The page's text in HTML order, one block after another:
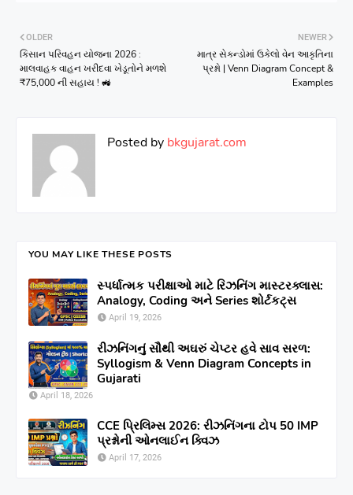
NEWER
માત્ર સેકન્ડોમાં ઉકેલો વેન આકૃતિના
પ્રશ્નો | Venn Diagram Concept &
Examples
OLDER
કિસાન પરિવહન યોજના 2026 :
માલવાહક વાહન ખરીદવા ખેડૂતોને મળશે
₹75,000 ની સહાય ! 🚜
Posted by bkgujarat.com
YOU MAY LIKE THESE POSTS
સ્પર્ધાત્મક પરીક્ષાઓ માટે રિઝનિંગ માસ્ટરક્લાસ:
Analogy, Coding અને Series શોર્ટકટ્સ
April 19, 2026
રીઝનિંગનું સૌથી અઘરું ચેપ્ટર હવે સાવ સરળ:
Syllogism & Venn Diagram Concepts in
Gujarati
April 18, 2026
CCE પ્રિલિમ્સ 2026: રીઝનિંગના ટોપ 50 IMP
પ્રશ્નોની ઓનલાઈન ક્વિઝ
April 17, 2026